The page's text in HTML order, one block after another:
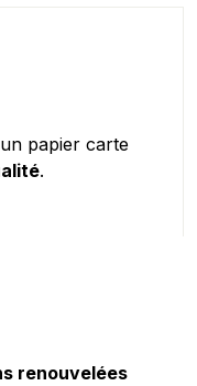
papier carte
.
renouvelées